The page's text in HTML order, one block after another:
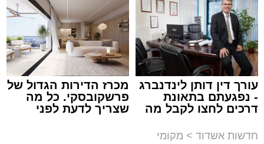
צילום: דוברות המשטרה
מערכת האתר / 15:35 09.08.26
תגים:משטרה, אשדוד
עורך דין דותן לינדנברג
- נפגעתם בתאונת
דרכים לחצו לקבל מה
מכרז הדירות הגדול של
פרשקובסקי. כל מה
שצריך לדעת לפני
חדשות אשדוד > מקומי